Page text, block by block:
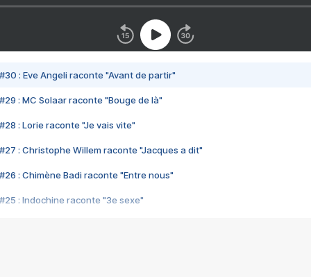
#30 : Eve Angeli raconte "Avant de partir"
#29 : MC Solaar raconte "Bouge de là"
#28 : Lorie raconte "Je vais vite"
#27 : Christophe Willem raconte "Jacques a dit"
#26 : Chimène Badi raconte "Entre nous"
#25 : Indochine raconte "3e sexe"